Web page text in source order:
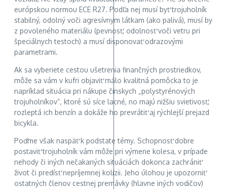
európskou normou ECE R27. Podľa nej musí byť trojuholník
stabilný, odolný voči agresívnym látkam (ako palivá), musí by
z povoleného materiálu (pevnosť, odolnosť voči vetru pri
špeciálnych testoch) a musí disponovať odrazovými
parametrami.
Ak sa vyberiete cestou ušetrenia finančných prostriedkov,
môže sa vám v kufri objaviť málo kvalitná pomôcka to je
napríklad situácia pri nákupe čínskych „polystyrénových
trojuholníkov“, ktoré sú síce lacné, no majú nižšiu svietivosť,
rozleptá ich benzín a dokáže ho prevrátiť aj rýchlejší prejazd
bicykla.
Poďme však naspäť k podstate témy. Schopnosť dobre
postaviť trojuholník vám môže pri výmene kolesa, v prípade
nehody či iných nečakaných situáciách dokonca zachrániť
život či predísť nepríjemnej kolízii. Jeho úlohou je upozorniť
ostatných členov cestnej premávky (hlavne iných vodičov)